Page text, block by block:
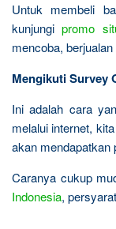
Untuk membeli
kunjungipromo
mencoba,
Mengikuti Survey
Ini adalah cara
melalui internet,
akan mendapatkan
Caranya cukup
Indonesia,